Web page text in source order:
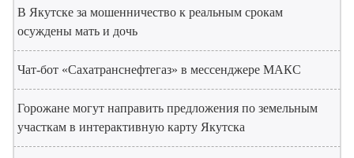
В Якутске за мошенничество к реальным срокам
осуждены мать и дочь
Чат-бот «Сахатранснефтегаз» в мессенджере МАКС
Горожане могут направить предложения по земельным
участкам в интерактивную карту Якутска